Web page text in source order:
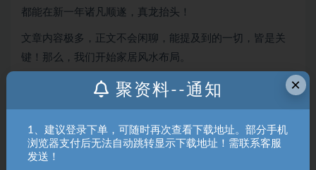
都能在新一年诸凡顺遂，真龙抬头！
文章内容极多，正文不会闲聊，能提及到的一切，皆是关
键！那么，我们开始家居风水布局。
本站内容均转载于互联网，并不代表本站立场！如若本站
拒绝任何人以任何形式在本站发表与中华人民共和国法律
相抵触的言论！
×
聚资料--通知
1、建议登录下单，可随时再次查看下载地址。部分手机
浏览器支付后无法自动跳转显示下载地址！需联系客服
发送！